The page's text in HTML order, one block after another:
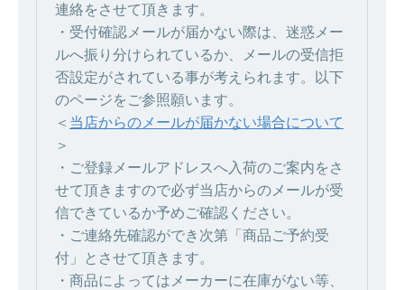
連絡をさせて頂きます。
・受付確認メールが届かない際は、迷惑メー
ルへ振り分けられているか、メールの受信拒
否設定がされている事が考えられます。以下
のページをご参照願います。
＜ 当店からのメールが届かない場合について
＞
・ご登録メールアドレスへ入荷のご案内をさ
せて頂きますので必ず当店からのメールが受
信できているか予めご確認ください。
・ご連絡先確認ができ次第「商品ご予約受
付」とさせて頂きます。
・商品によってはメーカーに在庫がない等、